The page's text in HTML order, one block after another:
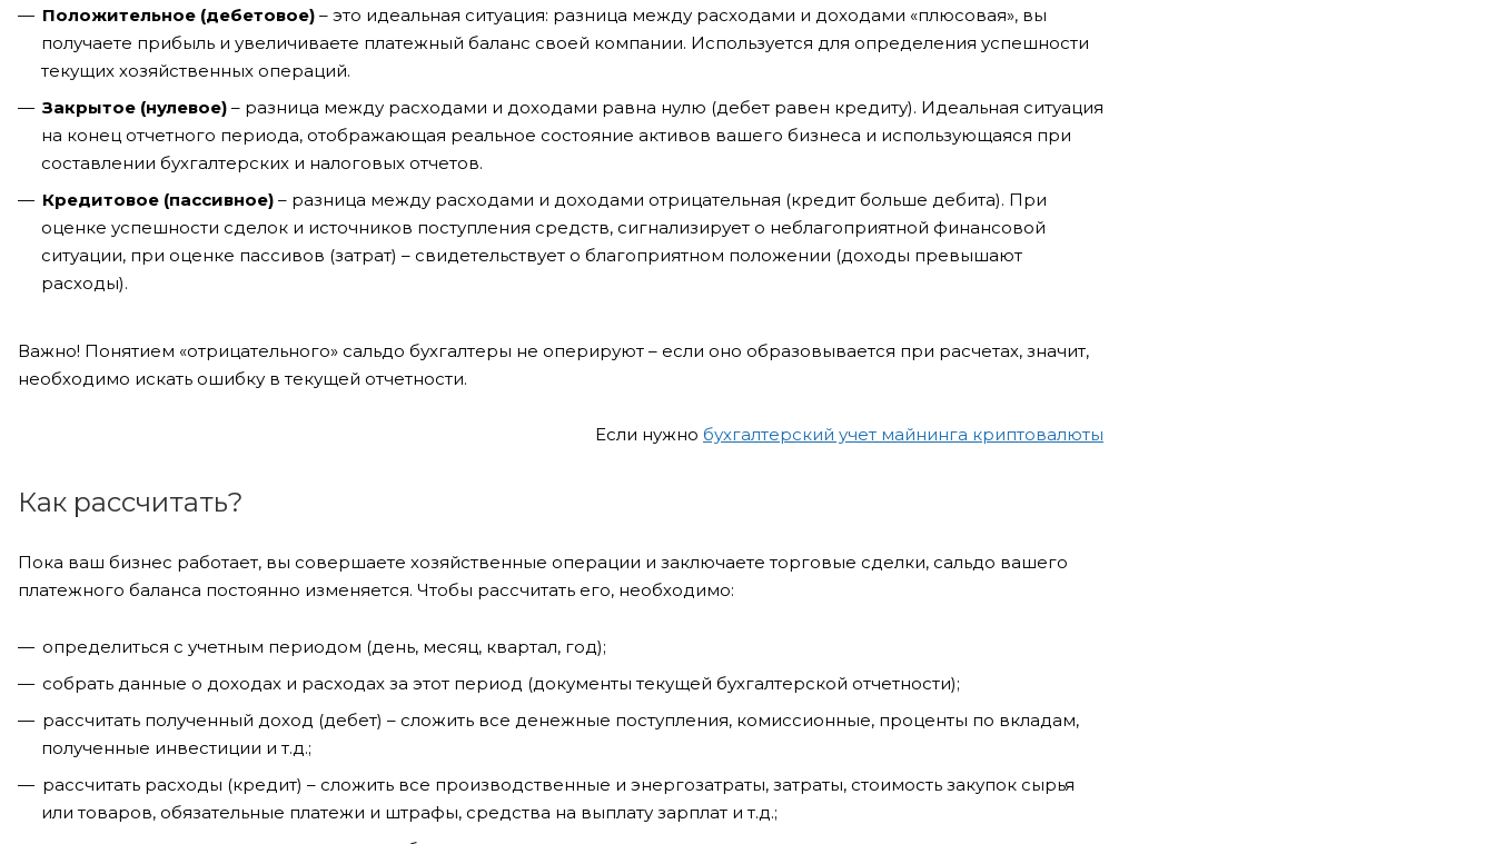
Положительное (дебетовое) – это идеальная ситуация: разница между расходами и доходами «плюсовая», вы
получаете прибыль и увеличиваете платежный баланс своей компании. Используется для определения успешности
текущих хозяйственных операций.
Закрытое (нулевое) – разница между расходами и доходами равна нулю (дебет равен кредиту). Идеальная ситуация
на конец отчетного периода, отображающая реальное состояние активов вашего бизнеса и использующаяся при
составлении бухгалтерских и налоговых отчетов.
Кредитовое (пассивное) – разница между расходами и доходами отрицательная (кредит больше дебита). При
оценке успешности сделок и источников поступления средств, сигнализирует о неблагоприятной финансовой
ситуации, при оценке пассивов (затрат) – свидетельствует о благоприятном положении (доходы превышают
расходы).
Важно! Понятием «отрицательного» сальдо бухгалтеры не оперируют – если оно образовывается при расчетах, значит,
необходимо искать ошибку в текущей отчетности.
Если нужно бухгалтерский учет майнинга криптовалюты
Как рассчитать?
Пока ваш бизнес работает, вы совершаете хозяйственные операции и заключаете торговые сделки, сальдо вашего
платежного баланса постоянно изменяется. Чтобы рассчитать его, необходимо:
определиться с учетным периодом (день, месяц, квартал, год);
собрать данные о доходах и расходах за этот период (документы текущей бухгалтерской отчетности);
рассчитать полученный доход (дебет) – сложить все денежные поступления, комиссионные, проценты по вкладам,
полученные инвестиции и т.д.;
рассчитать расходы (кредит) – сложить все производственные и энергозатраты, затраты, стоимость закупок сырья
или товаров, обязательные платежи и штрафы, средства на выплату зарплат и т.д.;